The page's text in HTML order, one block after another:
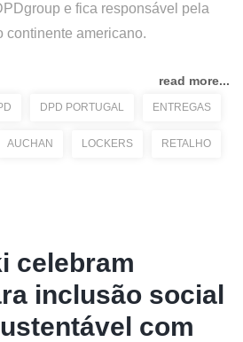
e fica responsável pela
continente americano.
read more...
DPD PORTUGAL ENTREGAS
AUCHAN LOCKERS RETALHO
celebram
inclusão social
com